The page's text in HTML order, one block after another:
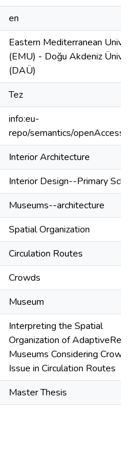
en
Eastern Mediterranean
(EMU) - Doğu Akdeniz
(DAÜ)
Tez
info:eu-
repo/semantics/openAccess
Interior Architecture
Interior Design--Primary
Museums--architecture
Spatial Organization
Circulation Routes
Crowds
Museum
Interpreting the Spatial
Organization of
Museums Considering
Issue in Circulation Routes
Master Thesis